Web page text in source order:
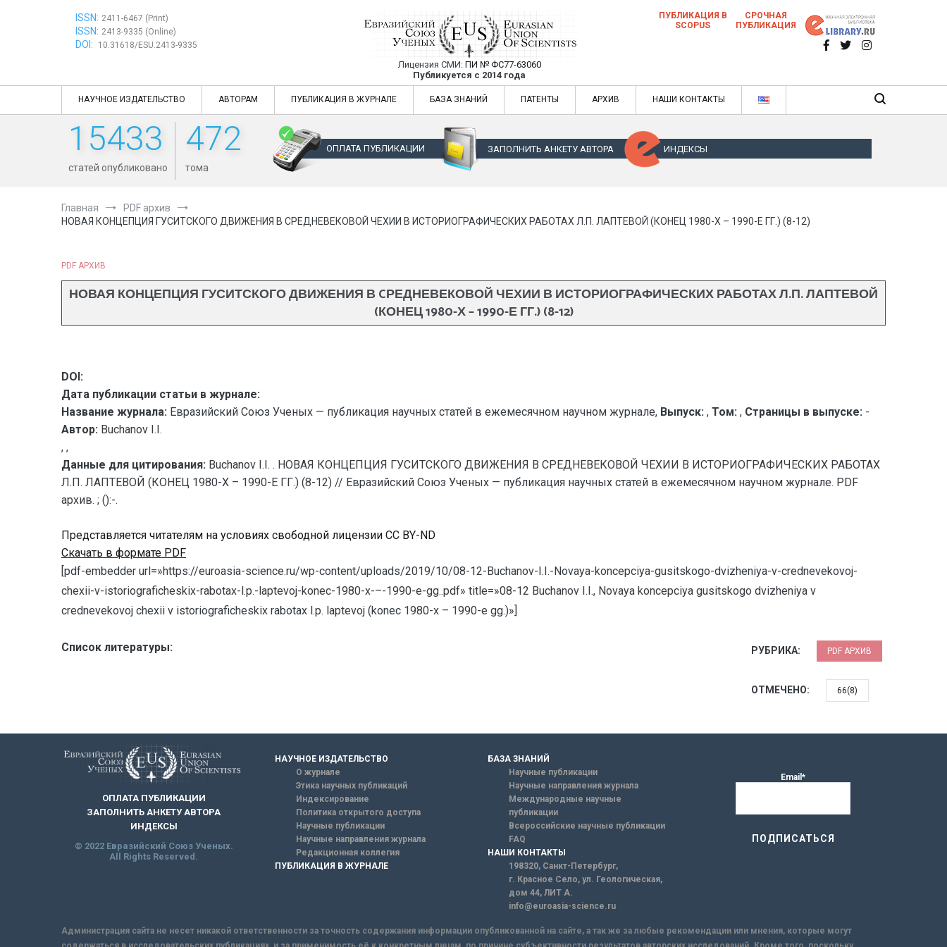
ISSN: 2411-6467 (Print)
ISSN: 2413-9335 (Online)
DOI: 10.31618/ESU.2413-9335
Евразийский Союз Ученых — публикация научных статей в ежемесячном научном
журнале
Лицензия СМИ: ПИ № ФС77-63060
Публикуется с 2014 года
Евразийский Союз Ученых — публикация научных статей в ежемесячном научном журнале
ПУБЛИКАЦИЯ В
SCOPUS
СРОЧНАЯ
ПУБЛИКАЦИЯ
НАУЧНОЕ ИЗДАТЕЛЬСТВО АВТОРАМ ПУБЛИКАЦИЯ В ЖУРНАЛЕ БАЗА ЗНАНИЙ ПАТЕНТЫ АРХИВ НАШИ КОНТАКТЫ
15433
статей опубликовано
472
тома
ОПЛАТА ПУБЛИКАЦИИ ЗАПОЛНИТЬ АНКЕТУ АВТОРА ИНДЕКСЫ
Главная
PDF архив
НОВАЯ КОНЦЕПЦИЯ ГУСИТСКОГО ДВИЖЕНИЯ В CРЕДНЕВЕКОВОЙ ЧЕХИИ В ИСТОРИОГРАФИЧЕСКИХ РАБОТАХ Л.П. ЛАПТЕВОЙ (КОНЕЦ 1980-Х – 1990-Е ГГ.) (8-12)
PDF АРХИВ
НОВАЯ КОНЦЕПЦИЯ ГУСИТСКОГО ДВИЖЕНИЯ В CРЕДНЕВЕКОВОЙ ЧЕХИИ В ИСТОРИОГРАФИЧЕСКИХ РАБОТАХ Л.П. ЛАПТЕВОЙ
(КОНЕЦ 1980-Х – 1990-Е ГГ.) (8-12)
DOI:
Дата публикации статьи в журнале:
Название журнала: Евразийский Союз Ученых — публикация научных статей в ежемесячном научном журнале, Выпуск: , Том: , Страницы в выпуске: -
Автор: Buchanov I.I.
, ,
Данные для цитирования: Buchanov I.I. . НОВАЯ КОНЦЕПЦИЯ ГУСИТСКОГО ДВИЖЕНИЯ В CРЕДНЕВЕКОВОЙ ЧЕХИИ В ИСТОРИОГРАФИЧЕСКИХ РАБОТАХ
Л.П. ЛАПТЕВОЙ (КОНЕЦ 1980-Х – 1990-Е ГГ.) (8-12) // Евразийский Союз Ученых — публикация научных статей в ежемесячном научном журнале. PDF
архив. ; ():-.
Представляется читателям на условиях свободной лицензии CC BY-ND
Скачать в формате PDF
[pdf-embedder url=»https://euroasia-science.ru/wp-content/uploads/2019/10/08-12-Buchanov-I.I.-Novaya-koncepciya-gusitskogo-dvizheniya-v-crednevekovoj-
chexii-v-istoriograficheskix-rabotax-l.p.-laptevoj-konec-1980-x-–-1990-e-gg..pdf» title=»08-12 Buchanov I.I., Novaya koncepciya gusitskogo dvizheniya v
crednevekovoj chexii v istoriograficheskix rabotax l.p. laptevoj (konec 1980-x – 1990-e gg.)»]
Список литературы: РУБРИКА: PDF АРХИВ
ОТМЕЧЕНО: 66(8)
ОПЛАТА ПУБЛИКАЦИИ
ЗАПОЛНИТЬ АНКЕТУ АВТОРА
ИНДЕКСЫ
© 2022 Евразийский Союз Ученых.
All Rights Reserved.
НАУЧНОЕ ИЗДАТЕЛЬСТВО
О журнале
Этика научных публикаций
Индексирование
Политика открытого доступа
Научные публикации
Научные направления журнала
Редакционная коллегия
ПУБЛИКАЦИЯ В ЖУРНАЛЕ
БАЗА ЗНАНИЙ
Научные публикации
Научные направления журнала
Международные научные
публикации
Всероссийские научные публикации
FAQ
НАШИ КОНТАКТЫ
198320, Санкт-Петербург,
г. Красное Село, ул. Геологическая,
дом 44, ЛИТ А.
info@euroasia-science.ru
Email*
Администрация сайта не несет никакой ответственности за точность содержания информации опубликованной на сайте, а так же за любые рекомендации или мнения, которые могут